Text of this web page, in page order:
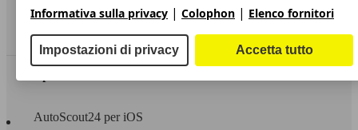
Servizi
Area rivenditori
AutoScout24 per iOS
Informativa sulla privacy | Colophon | Elenco fornitori
Impostazioni di privacy Accetta tutto